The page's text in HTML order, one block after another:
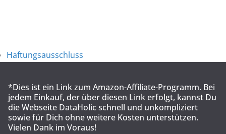
Haftungsausschluss
*Dies ist ein Link zum Amazon-Affiliate-Programm. Bei
jedem Einkauf, der über diesen Link erfolgt, kannst Du
die Webseite DataHolic schnell und unkompliziert
sowie für Dich ohne weitere Kosten unterstützen.
Vielen Dank im Voraus!